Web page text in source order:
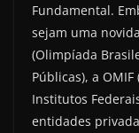
Fundamental.
sejam uma
(Olimpíada
Públicas), a
Institutos
entidades